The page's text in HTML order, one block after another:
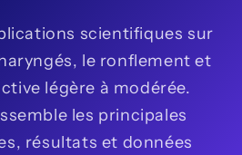
scientifiques sur
le ronflement et
légère à modérée.
les principales
résultats et données